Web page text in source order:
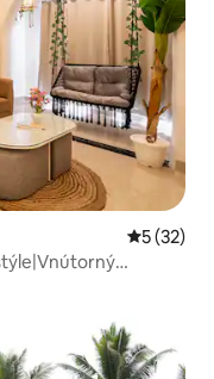
5 (32)